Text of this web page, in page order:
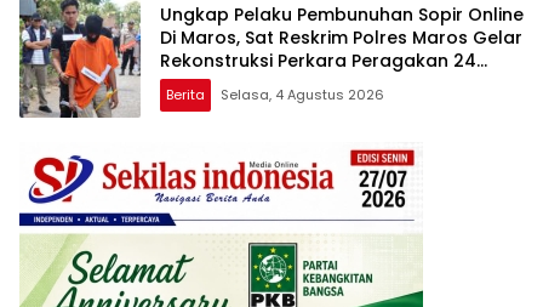
Ungkap Pelaku Pembunuhan Sopir Online
Di Maros, Sat Reskrim Polres Maros Gelar
Rekonstruksi Perkara Peragakan 24
Adegan
Berita Selasa, 4 Agustus 2026